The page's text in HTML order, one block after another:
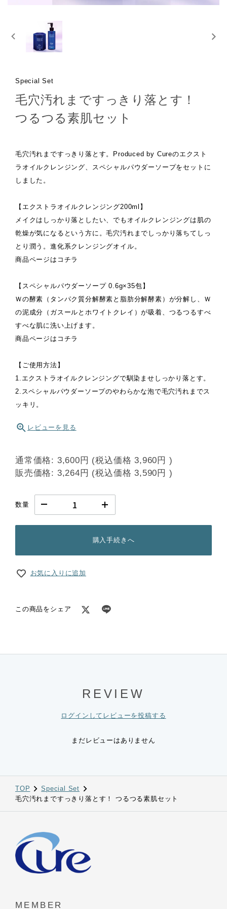
Special Set
毛穴汚れまですっきり落とす！
つるつる素肌セット
毛穴汚れまですっきり落とす。Produced by Cureのエクスト
ラオイルクレンジング、スペシャルパウダーソープをセットに
しました。
【エクストラオイルクレンジング200ml】
メイクはしっかり落としたい、でもオイルクレンジングは肌の
乾燥が気になるという方に。毛穴汚れまでしっかり落ちてしっ
とり潤う。進化系クレンジングオイル。
商品ページは コチラ
【スペシャルパウダーソープ 0.6g×35包】
Ｗの酵素（タンパク質分解酵素と脂肪分解酵素）が分解し、Ｗ
の泥成分（ガスールとホワイトクレイ）が吸着、つるつるすべ
すべな肌に洗い上げます。
商品ページは コチラ
【ご使用方法】
1.エクストラオイルクレンジングで馴染ませしっかり落とす。
2.スペシャルパウダーソープのやわらかな泡で毛穴汚れまでス
ッキリ。
レビューを見る
通常価格: 3,600円 (税込価格3,960円 )
販売価格: 3,264円 (税込価格3,590円 )
数量
購入手続きへ
お気に入りに追加
この商品をシェア
REVIEW
ログインしてレビューを投稿する
まだレビューはありません
TOP
Special Set
毛穴汚れまですっきり落とす！ つるつる素肌セット
MEMBER